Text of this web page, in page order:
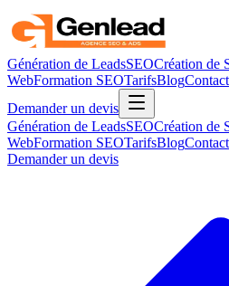
Génération de LeadsSEOCréation de
WebFormation SEOTarifsBlogContact
Demander un devis
Génération de LeadsSEOCréation de
WebFormation SEOTarifsBlogContact
Demander un devis